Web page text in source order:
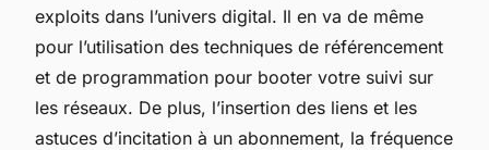
exploits dans l’univers digital. Il en va de même
pour l’utilisation des techniques de référencement
et de programmation pour booter votre suivi sur
les réseaux. De plus, l’insertion des liens et les
astuces d’incitation à un abonnement, la fréquence